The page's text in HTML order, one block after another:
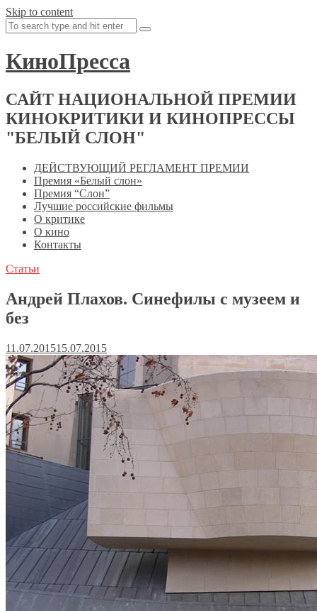
Skip to content
КиноПресса
САЙТ НАЦИОНАЛЬНОЙ ПРЕМИИ
КИНОКРИТИКИ И КИНОПРЕССЫ
"БЕЛЫЙ СЛОН"
ДЕЙСТВУЮЩИЙ РЕГЛАМЕНТ ПРЕМИИ
Премия «Белый слон»
Премия “Слон”
Лучшие российские фильмы
О критике
О кино
Контакты
Статьи
Андрей Плахов. Синефилы с музеем и
без
11.07.201515.07.2015